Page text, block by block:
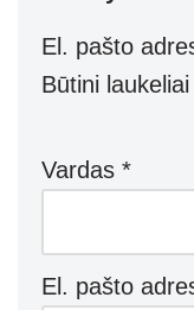
El. pašto
Būtini
Vardas *
El. pašto